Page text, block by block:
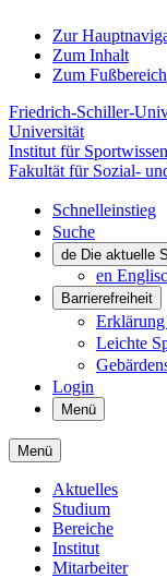
Zur
Zum Inhalt
Zum Fußbereich
Friedrich-Schiller-
Universität
Institut für
Fakultät für Sozial-
Schnelleinstieg
Suche
de Die aktuelle
en
Barrierefreiheit
Leichte
Login
Menü
Menü
Aktuelles
Studium
Bereiche
Institut
Mitarbeiter